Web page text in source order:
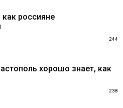
как россияне
244
хорошо знает, как
238